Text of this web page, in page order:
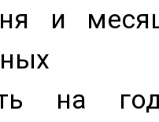
и
на